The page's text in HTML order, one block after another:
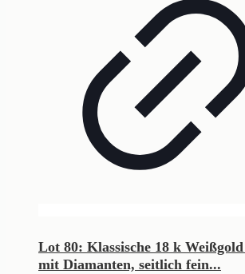
Lot 80: Klassische 18 k
mit Diamanten, seitlich fein...